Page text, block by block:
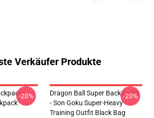
Verkäufer Produkte
-
-20%
Dragon Ball Super Backpacks
- Son Goku Super-Heavy
Training Outfit Black Bag
-20%